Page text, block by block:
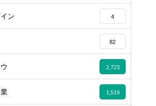
ン 4
82
2,723
1,519